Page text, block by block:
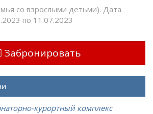
со взрослыми детьми). Дата
по 11.07.2023
Забронировать
курортный комплекс